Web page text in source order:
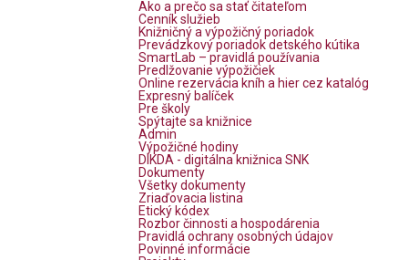
Ako a prečo sa stať čitateľom
Cenník služieb
Knižničný a výpožičný poriadok
Prevádzkový poriadok detského kútika
SmartLab – pravidlá používania
Predlžovanie výpožičiek
Online rezervácia kníh a hier cez katalóg
Expresný balíček
Pre školy
Spýtajte sa knižnice
Admin
Výpožičné hodiny
DIKDA - digitálna knižnica SNK
Dokumenty
Všetky dokumenty
Zriaďovacia listina
Etický kódex
Rozbor činnosti a hospodárenia
Pravidlá ochrany osobných údajov
Povinné informácie